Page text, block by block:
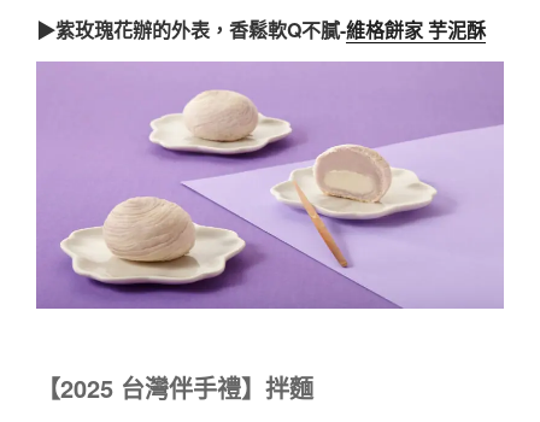
▶紫玫瑰花辦的外表，香鬆軟Q不膩-維格餅家 芋泥酥
【2025 台灣伴手禮】拌麵